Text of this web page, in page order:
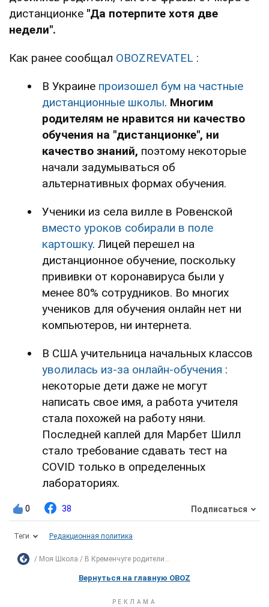
дистанционке "Да потерпите хотя две
недели".
Как ранее сообщал OBOZREVATEL :
В Украине произошел бум на частные
дистанционные школы. Многим
родителям не нравится ни качество
обучения на "дистанционке", ни
качество знаний, поэтому некоторые
начали задумываться об
альтернативных формах обучения.
Ученики из села вилле в Ровенской
вместо уроков собирали в поле
картошку. Лицей перешел на
дистанционное обучение, поскольку
прививки от коронавируса были у
менее 80% сотрудников. Во многих
учеников для обучения онлайн нет ни
компьютеров, ни интернета.
В США учительница начальных классов
уволилась из-за онлайн-обучения :
некоторые дети даже не могут
написать свое имя, а работа учителя
стала похожей на работу няни.
Последней каплей для Марбет Шилл
стало требование сдавать тест на
COVID только в определенных
лабораториях.
0 38 Подписаться
Теги Редакционная политика
Моя Школа В Кременчуге родители...
Вернуться на главную OBOZ